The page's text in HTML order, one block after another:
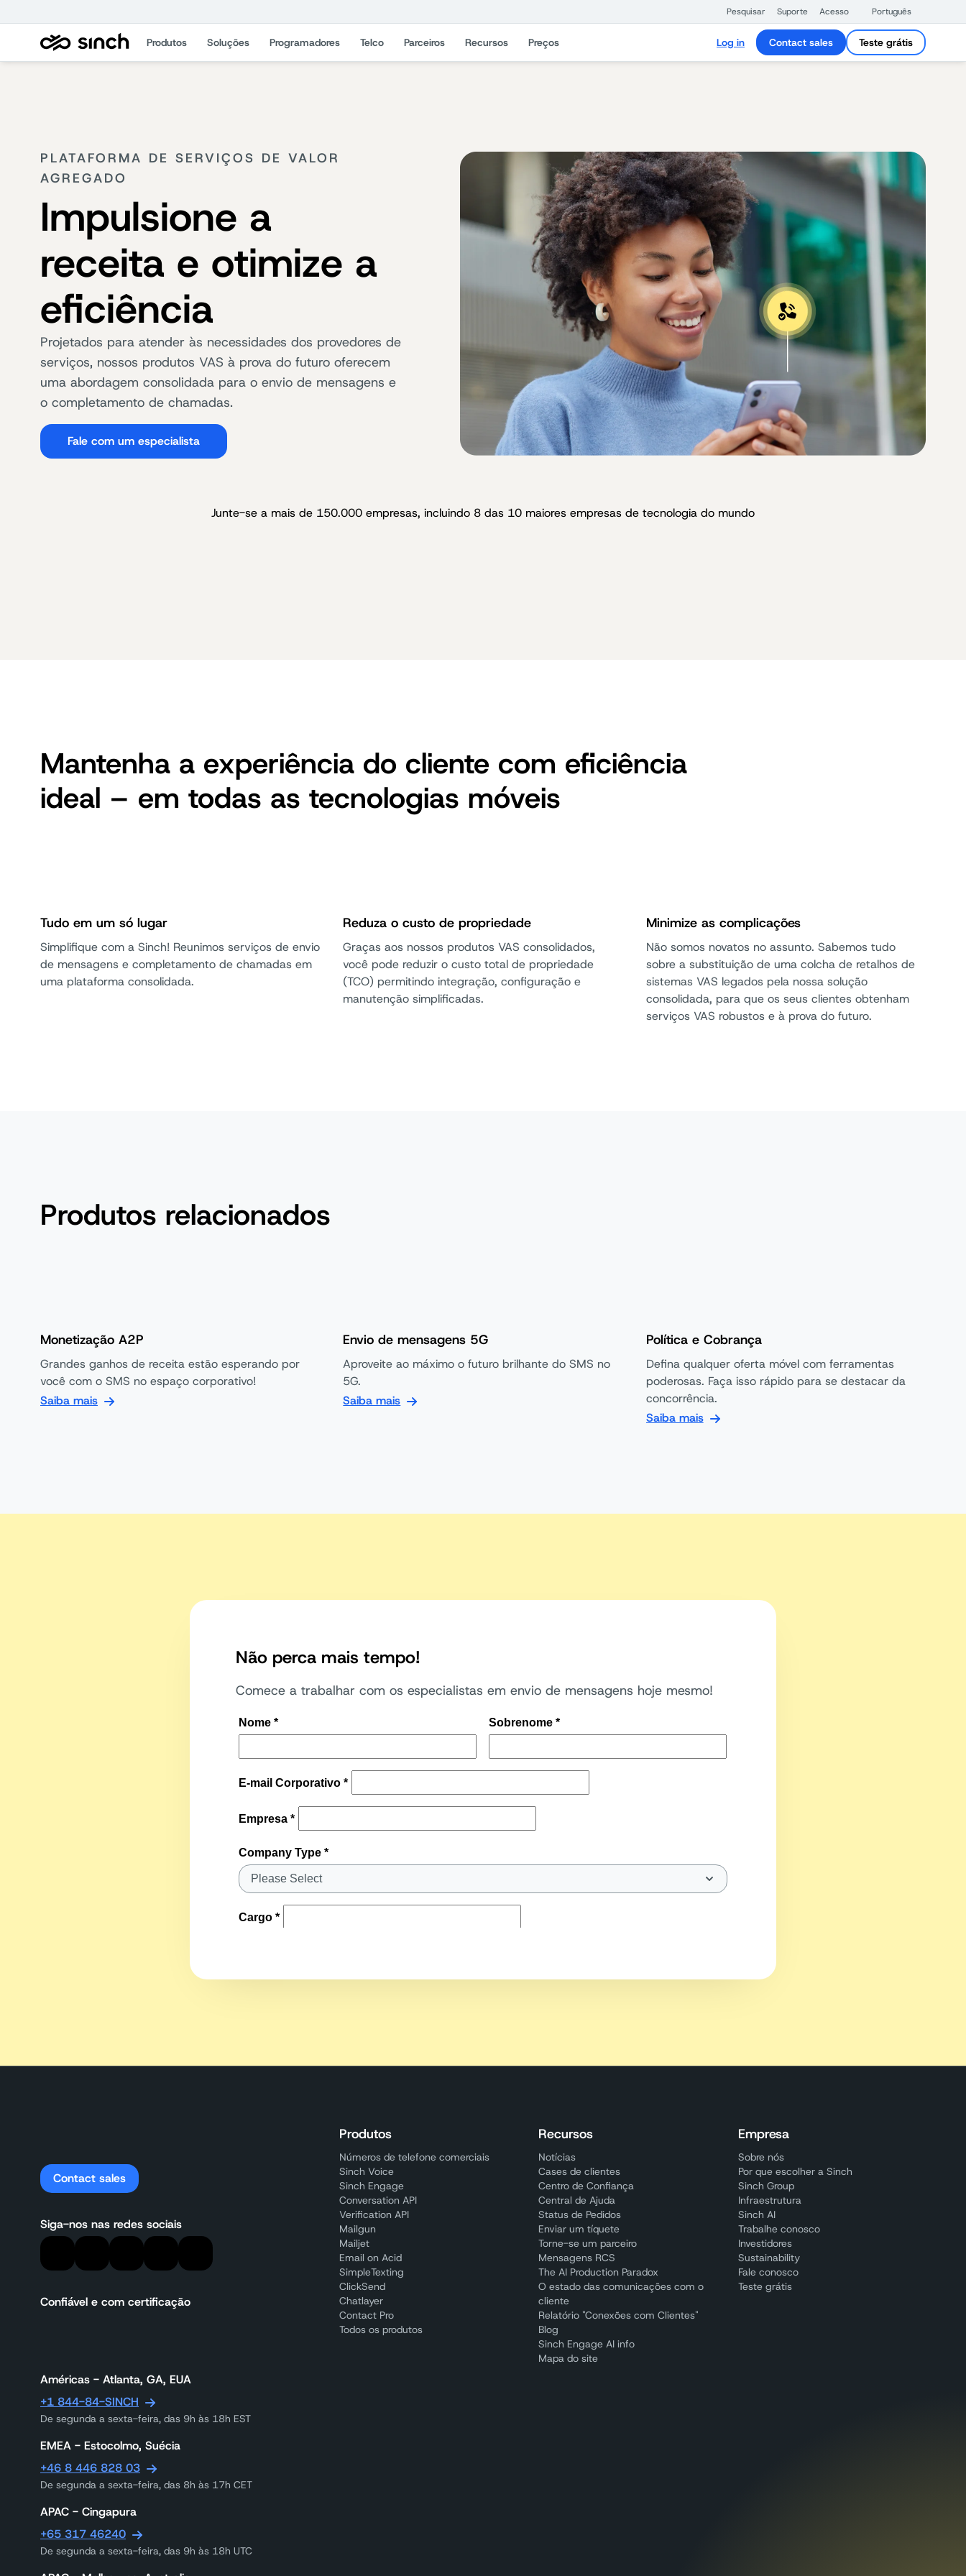
Pesquisar Suporte Acesso Português
Produtos Soluções Programadores Telco Parceiros Recursos Preços Log in Contact sales Teste grátis
PLATAFORMA DE SERVIÇOS DE VALOR
AGREGADO
Impulsione a
receita e otimize a
eficiência
Projetados para atender às necessidades dos provedores de
serviços, nossos produtos VAS à prova do futuro oferecem
uma abordagem consolidada para o envio de mensagens e
o completamento de chamadas.
Fale com um especialista
Junte-se a mais de 150.000 empresas, incluindo 8 das 10 maiores empresas de tecnologia do mundo
Mantenha a experiência do cliente com eficiência
ideal – em todas as tecnologias móveis
Tudo em um só lugar
Simplifique com a Sinch! Reunimos serviços de envio
de mensagens e completamento de chamadas em
uma plataforma consolidada.
Reduza o custo de propriedade
Graças aos nossos produtos VAS consolidados,
você pode reduzir o custo total de propriedade
(TCO) permitindo integração, configuração e
manutenção simplificadas.
Minimize as complicações
Não somos novatos no assunto. Sabemos tudo
sobre a substituição de uma colcha de retalhos de
sistemas VAS legados pela nossa solução
consolidada, para que os seus clientes obtenham
serviços VAS robustos e à prova do futuro.
Produtos relacionados
Monetização A2P
Grandes ganhos de receita estão esperando por
você com o SMS no espaço corporativo!
Saiba mais
Envio de mensagens 5G
Aproveite ao máximo o futuro brilhante do SMS no
5G.
Saiba mais
Política e Cobrança
Defina qualquer oferta móvel com ferramentas
poderosas. Faça isso rápido para se destacar da
concorrência.
Saiba mais
Não perca mais tempo!
Comece a trabalhar com os especialistas em envio de mensagens hoje mesmo!
Contact sales
Siga-nos nas redes sociais
Confiável e com certificação
Américas - Atlanta, GA, EUA
+1 844-84-SINCH
De segunda a sexta-feira, das 9h às 18h EST
EMEA - Estocolmo, Suécia
+46 8 446 828 03
De segunda a sexta-feira, das 8h às 17h CET
APAC - Cingapura
+65 317 46240
De segunda a sexta-feira, das 9h às 18h UTC
Produtos
Números de telefone comerciais
Sinch Voice
Sinch Engage
Conversation API
Verification API
Mailgun
Mailjet
Email on Acid
SimpleTexting
ClickSend
Chatlayer
Contact Pro
Todos os produtos
Recursos
Notícias
Cases de clientes
Centro de Confiança
Central de Ajuda
Status de Pedidos
Enviar um tíquete
Torne-se um parceiro
Mensagens RCS
The AI Production Paradox
O estado das comunicações com o
cliente
Relatório "Conexões com Clientes"
Blog
Sinch Engage AI info
Mapa do site
Empresa
Sobre nós
Por que escolher a Sinch
Sinch Group
Infraestrutura
Sinch AI
Trabalhe conosco
Investidores
Sustainability
Fale conosco
Teste grátis